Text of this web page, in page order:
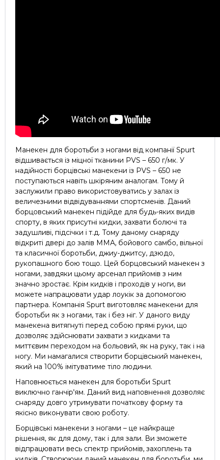
Манекен для боротьби з ногами від компанії Spurt
відшивається із міцної тканини PVS – 650 г/мк. У
надійності борцівські манекени із PVS – 650 не
поступаються навіть шкіряним аналогам. Тому й
заслужили право використовуватись у залах із
величезними відвідуваннями спортсменів. Даний
борцовський манекен підійде для будь-яких видів
спорту, в яких присутні кидки, захвати болючі та
задушливі, підсічки і т.д. Тому даному снаряду
відкриті двері до залів ММА, бойового самбо, вільної
та класичної боротьби, джиу-джитсу, дзюдо,
рукопашного бою тощо. Цей борцовський манекен з
ногами, завдяки цьому арсенал прийомів з ним
значно зростає. Крім кидків і проходів у ноги, ви
можете напрацювати удар лоукік за допомогою
партнера. Компанія Spurt виготовляє манекени для
боротьби як з ногами, так і без ніг. У даного виду
манекена витягнуті перед собою прямі руки, що
дозволяє здійснювати захвати з кидками та
миттєвим переходом на больовий, як на руку, так і на
ногу. Ми намагалися створити борцівський манекен,
який на 100% імітуватиме тіло людини.
Наповнюється манекен для боротьби Spurt
виключно ганчір'ям. Даний вид наповнення дозволяє
снаряду довго утримувати початкову форму та
якісно виконувати свою роботу.
Борцівські манекени з ногами – це найкраще
рішення, як для дому, так і для зали. Ви зможете
відпрацювати весь спектр прийомів, захоплень та